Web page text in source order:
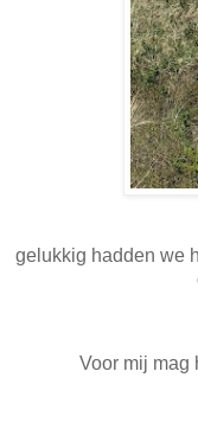
gelukkig hadden we
Voor mij mag